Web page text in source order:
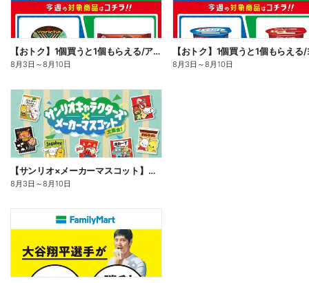
【おトク】1個買うと1個もらえる/アイス
8月3日 ～8月10日 8月3日 ～8月10日
【サンリオ×メーカーマスコット】オリジナルグッズ貰える!
8月3日 ～8月10日